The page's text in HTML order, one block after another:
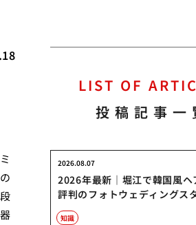
LIST OF
投稿記事一
2026年最新｜堀江で韓国風ヘ
評判のフォトウェディングス
2026.08.07
知識